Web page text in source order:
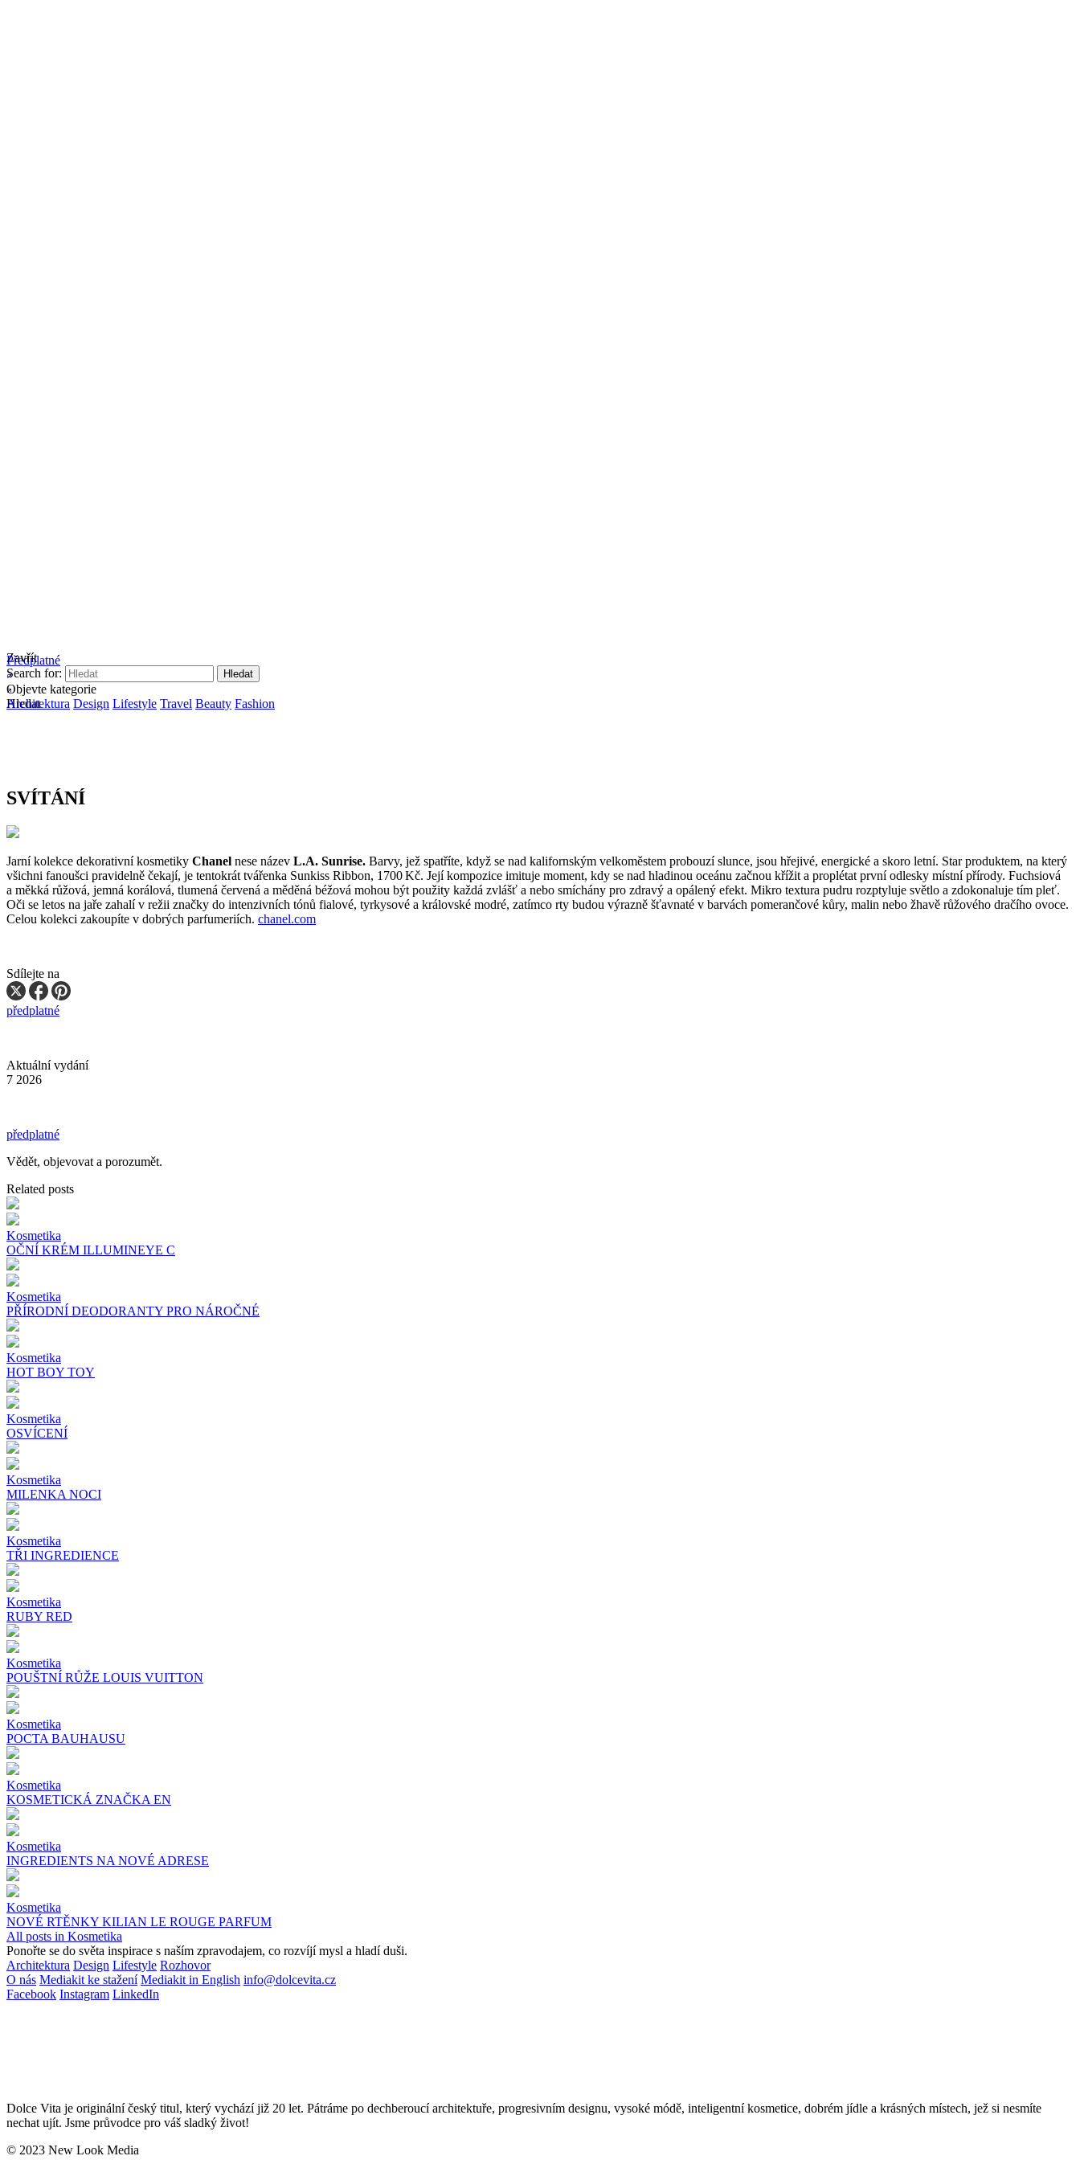
Předplatné
Hledat
Zavřít
Search for:
Objevte kategorie
Architektura Design Lifestyle Travel Beauty Fashion
SVÍTÁNÍ
Jarní kolekce dekorativní kosmetiky Chanel nese název L.A. Sunrise. Barvy, jež spatříte, když se nad kalifornským velkoměstem probouzí slunce, jsou hřejivé, energické a skoro letní. Star produktem, na který
všichni fanoušci pravidelně čekají, je tentokrát tvářenka Sunkiss Ribbon, 1700 Kč. Její kompozice imituje moment, kdy se nad hladinou oceánu začnou křížit a proplétat první odlesky místní přírody. Fuchsiová
a měkká růžová, jemná korálová, tlumená červená a měděná béžová mohou být použity každá zvlášť a nebo smíchány pro zdravý a opálený efekt. Mikro textura pudru rozptyluje světlo a zdokonaluje tím pleť.
Oči se letos na jaře zahalí v režii značky do intenzivních tónů fialové, tyrkysové a královské modré, zatímco rty budou výrazně šťavnaté v barvách pomerančové kůry, malin nebo žhavě růžového dračího ovoce.
Celou kolekci zakoupíte v dobrých parfumeriích. chanel.com
Sdílejte na
předplatné
Aktuální vydání
7 2026
předplatné
Vědět, objevovat a porozumět.
Related posts
Kosmetika
OČNÍ KRÉM ILLUMINEYE C
Kosmetika
PŘÍRODNÍ DEODORANTY PRO NÁROČNÉ
Kosmetika
HOT BOY TOY
Kosmetika
OSVÍCENÍ
Kosmetika
MILENKA NOCI
Kosmetika
TŘI INGREDIENCE
Kosmetika
RUBY RED
Kosmetika
POUŠTNÍ RŮŽE LOUIS VUITTON
Kosmetika
POCTA BAUHAUSU
Kosmetika
KOSMETICKÁ ZNAČKA EN
Kosmetika
INGREDIENTS NA NOVÉ ADRESE
Kosmetika
NOVÉ RTĚNKY KILIAN LE ROUGE PARFUM
All posts in Kosmetika
Ponořte se do světa inspirace s naším zpravodajem, co rozvíjí mysl a hladí duši.
Architektura Design Lifestyle Rozhovor
O nás Mediakit ke stažení Mediakit in English info@dolcevita.cz
Facebook Instagram LinkedIn
Dolce Vita je originální český titul, který vychází již 20 let. Pátráme po dechberoucí architektuře, progresivním designu, vysoké módě, inteligentní kosmetice, dobrém jídle a krásných místech, jež si nesmíte
nechat ujít. Jsme průvodce pro váš sladký život!
© 2023 New Look Media